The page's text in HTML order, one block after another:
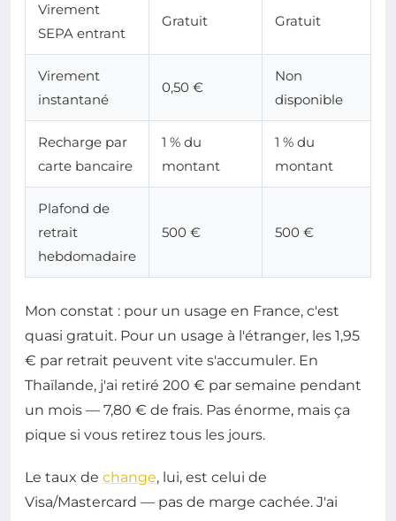
Virement
SEPA entrant
Gratuit Gratuit
Virement
instantané
0,50 €
Non
disponible
Recharge par
carte bancaire
1 % du
montant
1 % du
montant
Plafond de
retrait
hebdomadaire
500 € 500 €
Mon constat : pour un usage en France, c'est
quasi gratuit. Pour un usage à l'étranger, les 1,95
€ par retrait peuvent vite s'accumuler. En
Thaïlande, j'ai retiré 200 € par semaine pendant
un mois — 7,80 € de frais. Pas énorme, mais ça
pique si vous retirez tous les jours.
Le taux de change, lui, est celui de
Visa/Mastercard — pas de marge cachée. J'ai